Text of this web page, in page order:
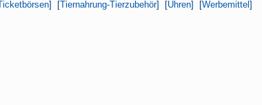
] [Tiernahrung-Tierzubehör] [Uhren] [Werbemittel ]